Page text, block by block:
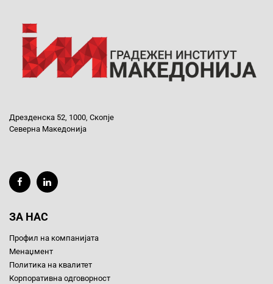
Дрезденска 52, 1000, Скопје
Северна Македонија
ЗА НАС
Профил на компанијата
Менаџмент
Политика на квалитет
Корпоративна одговорност